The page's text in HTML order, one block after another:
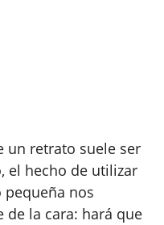
un retrato suele ser
el hecho de utilizar
nos
de la cara: hará que